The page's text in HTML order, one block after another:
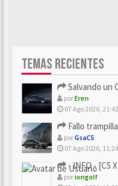
TEMAS RECIENTES
Salvando un
porEren
07 Ago 2026, 21:42
Fallo
porGsaC5
07 Ago 2026, 11:24
- INFO - [C5
poriongolf